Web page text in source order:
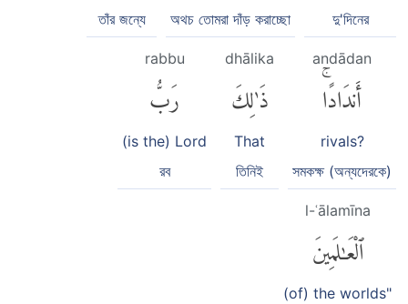
দু'দিনের
অথচ তোমরা দাঁড় করাচ্ছো
তাঁর জন্যে
andādan
أَندَادًاۚ
rivals?
সমকক্ষ (অন্যদেরকে)
dhālika
ذَٰلِكَ
That
তিনিই
rabbu
رَبُّ
(is the) Lord
রব
l-ʿālamīna
ٱلْعَٰلَمِينَ
(of) the worlds"